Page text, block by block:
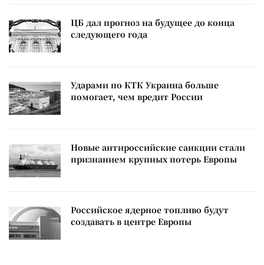
ЦБ дал прогноз на будущее до конца
следующего года
Ударами по КТК Украина больше
помогает, чем вредит России
Новые антироссийские санкции стали
признанием крупных потерь Европы
Российское ядерное топливо будут
создавать в центре Европы